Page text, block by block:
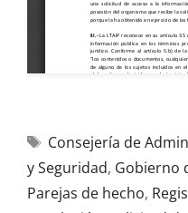
Consejería de
y Seguridad, Gobierno
Parejas de hecho,